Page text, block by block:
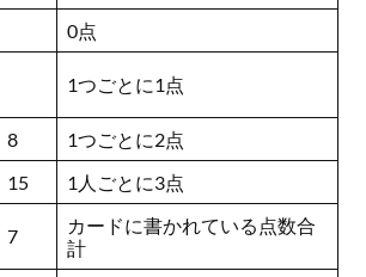
0点
1つごとに1点
8
1つごとに2点
15 1人ごとに3点
7
カードに書かれている点数合
計